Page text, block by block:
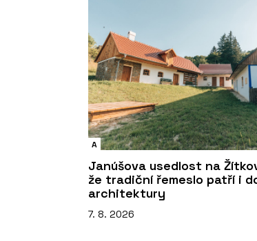
A
Janúšova usedlost na
že tradiční řemeslo patří i
architektury
7. 8. 2026